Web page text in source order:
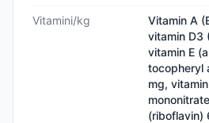
Vitamini/kg
Vitamin A
vitamin D3
vitamin E
tocopheryl
mg,
(riboflavin)